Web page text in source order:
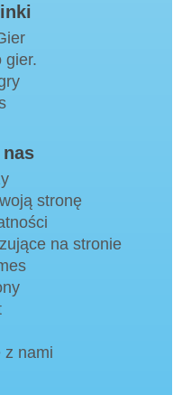
gier.
nas
stronę
na stronie
z nami